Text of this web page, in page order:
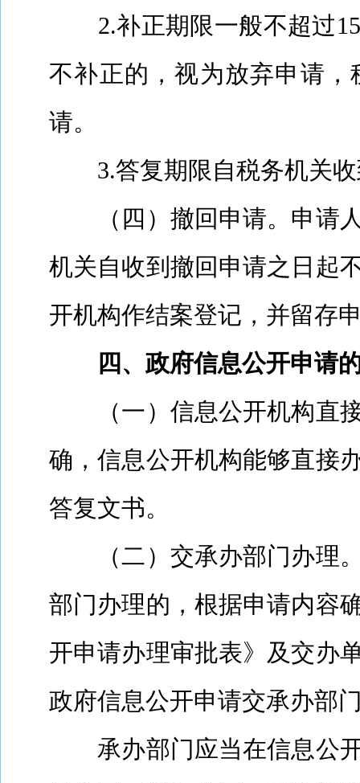
2.补正期限一般不超过15
不补正的，视为放弃申请
请。
3.答复期限自税务机关
（四）撤回申请。申请
机关自收到撤回申请之日起
开机构作结案登记，并留存
四、政府信息公开申请
（一）信息公开机构直
确，信息公开机构能够直接
答复文书。
（二）交承办部门办理
部门办理的，根据申请内容
开申请办理审批表》及交办
政府信息公开申请交承办部
承办部门应当在信息公